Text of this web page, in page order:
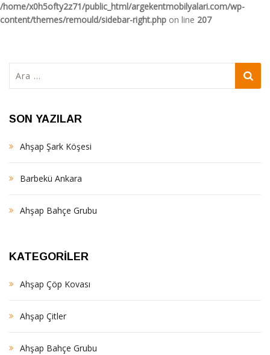
/home/x0h5ofty2z71/public_html/argekentmobilyalari.com/wp-
content/themes/remould/sidebar-right.php on line 207
SON YAZILAR
Ahşap Şark Köşesi
Barbekü Ankara
Ahşap Bahçe Grubu
KATEGORILER
Ahşap Çöp Kovası
Ahşap Çitler
Ahşap Bahçe Grubu